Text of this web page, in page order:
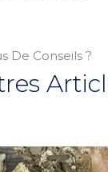
De Conseils ?